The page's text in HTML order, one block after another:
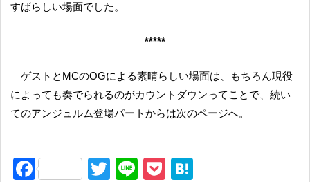
すばらしい場面でした。
*****
ゲストとMCのOGによる素晴らしい場面は、もちろん現役
によっても奏でられるのがカウントダウンってことで、続い
てのアンジュルム登場パートからは次のページへ。
F
T
Li
P